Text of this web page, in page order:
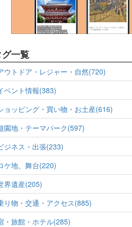
グ一覧
ウトドア・レジャー・自然(720)
ベント情報(383)
ョッピング・買い物・お土産(616)
園地・テーマパーク(597)
ジネス・出張(233)
ケ地、舞台(220)
界遺産(205)
り物・交通・アクセス(885)
・旅館・ホテル(285)